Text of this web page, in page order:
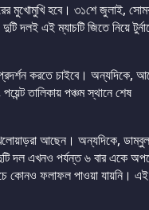
মুখোমুখি হবে। ৩১শে জুলাই,
দলই এই ম্যাচটি জিতে নিয়ে
করতে চাইবে। অন্যদিকে,
তালিকায় পঞ্চম স্থানে শেষ
আছেন। অন্যদিকে,
দল এখনও পর্যন্ত ৬ বার একে
কোনও ফলাফল পাওয়া যায়নি। এই